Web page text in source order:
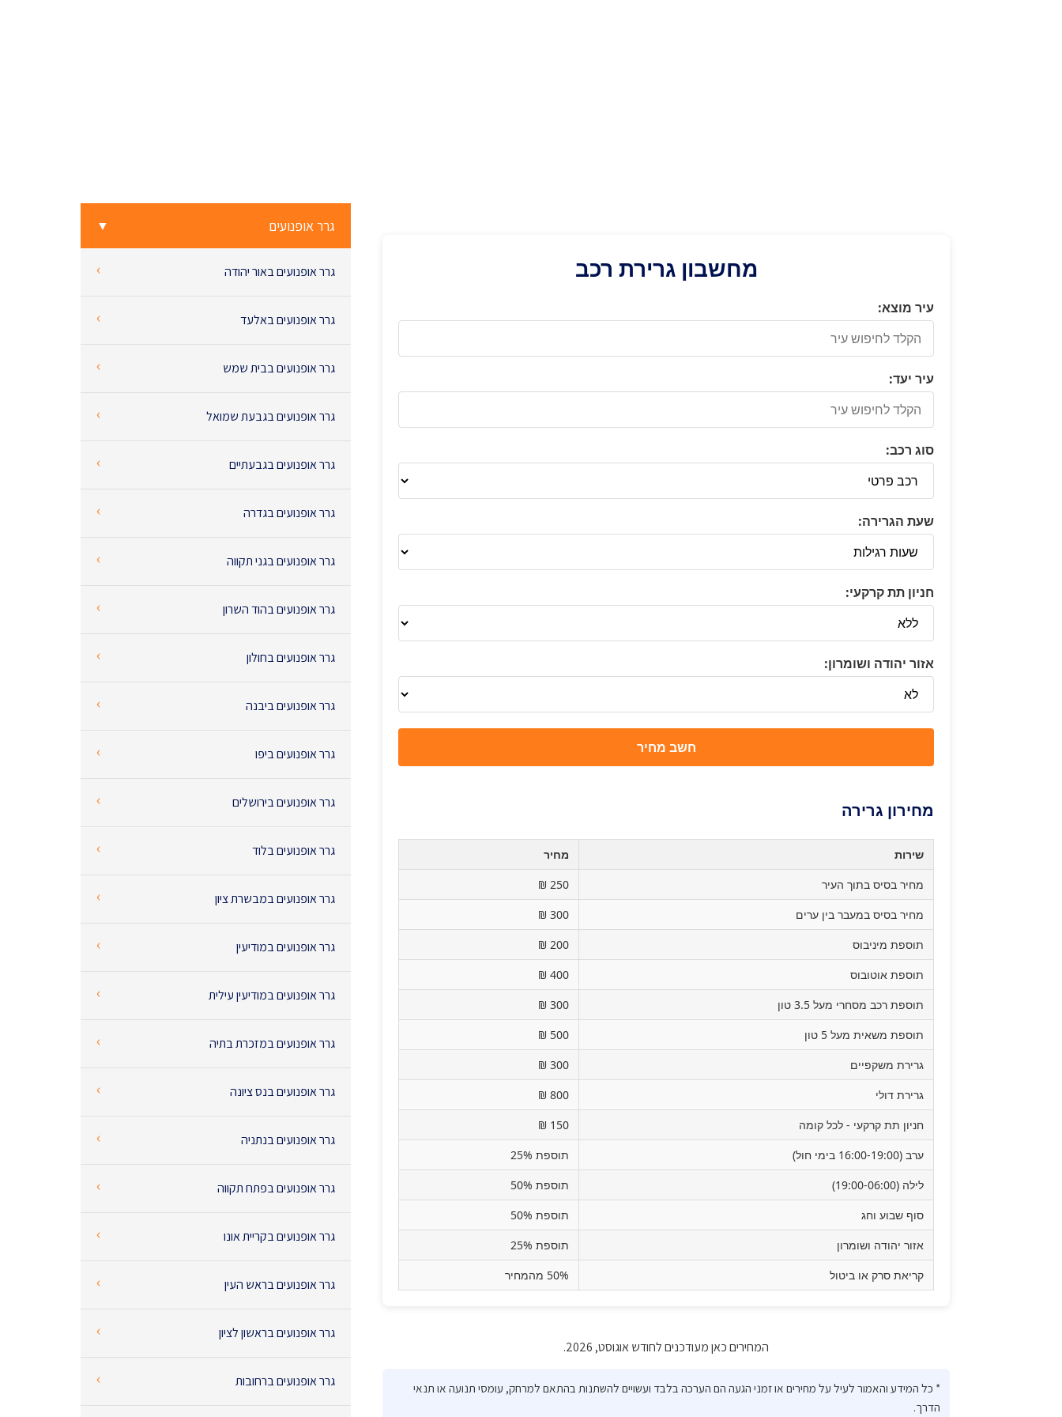
מחשבון גרירת רכב
עיר מוצא:
עיר יעד:
סוג רכב:
שעת הגרירה:
חניון תת קרקעי:
אזור יהודה ושומרון:
חשב מחיר
מחירון גרירה
שירות
מחיר
מחיר בסיס בתוך העיר
250 ₪
מחיר בסיס במעבר בין ערים
300 ₪
תוספת מיניבוס
200 ₪
תוספת אוטובוס
400 ₪
תוספת רכב מסחרי מעל 3.5 טון
300 ₪
תוספת משאית מעל 5 טון
500 ₪
גרירת משקפיים
300 ₪
גרירת דולי
800 ₪
חניון תת קרקעי - לכל קומה
150 ₪
ערב (16:00-19:00 בימי חול)
תוספת 25%
לילה (19:00-06:00)
תוספת 50%
סוף שבוע וחג
תוספת 50%
אזור יהודה ושומרון
תוספת 25%
קריאת סרק או ביטול
50% מהמחיר
המחירים כאן מעודכנים לחודש אוגוסט, 2026.
* כל המידע והאמור לעיל על מחירים או זמני הגעה הם הערכה בלבד ועשויים להשתנות בהתאם למרחק, עומסי תנועה או תנאי
הדרך.
גרר אופנועים ▼
‹ גרר אופנועים באור יהודה
‹ גרר אופנועים באלעד
‹ גרר אופנועים בבית שמש
‹ גרר אופנועים בגבעת שמואל
‹ גרר אופנועים בגבעתיים
‹ גרר אופנועים בגדרה
‹ גרר אופנועים בגני תקווה
‹ גרר אופנועים בהוד השרון
‹ גרר אופנועים בחולון
‹ גרר אופנועים ביבנה
‹ גרר אופנועים ביפו
‹ גרר אופנועים בירושלים
‹ גרר אופנועים בלוד
‹ גרר אופנועים במבשרת ציון
‹ גרר אופנועים במודיעין
‹ גרר אופנועים במודיעין עילית
‹ גרר אופנועים במזכרת בתיה
‹ גרר אופנועים בנס ציונה
‹ גרר אופנועים בנתניה
‹ גרר אופנועים בפתח תקווה
‹ גרר אופנועים בקריית אונו
‹ גרר אופנועים בראש העין
‹ גרר אופנועים בראשון לציון
‹ גרר אופנועים ברחובות